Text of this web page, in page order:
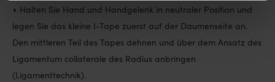
◗ Halten Sie Hand und Handgelenk in neutraler Position und
legen Sie das kleine I-Tape zuerst auf der Daumenseite an.
Den mittleren Teil des Tapes dehnen und über dem Ansatz des
Ligamentum collaterale des Radius anbringen
(Ligamenttechnik).